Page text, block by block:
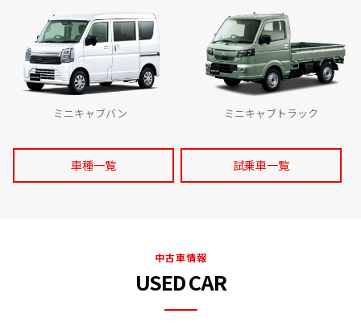
「デザイン・カー・オブ・ザ・イヤー」を受賞
2024.11.12
1トンピックアップトラック『トライトン』が2025年次「RJCカー
オブザ イヤー」特別賞を受賞
2024.11.11
CONCEPT』を世界初披露しました！
ミニキャブバン ミニキャブトラック
車種一覧 試乗車一覧
中古車情報
USED CAR